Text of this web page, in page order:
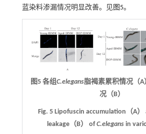
蓝染料渗漏情况明显改善。见图5。
图5 各组C.elegans脂褐素累积情况（
况（B）
Fig. 5 Lipofuscin accumulation（A
leakage（B） ofC.elegansin